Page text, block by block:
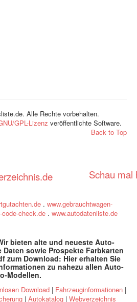
Alle Rechte vorbehalten.
GPL-Lizenz veröffentlichte Software.
Back to Top
Schau mal
. www.gebrauchtwagen-
code-check.de. www.autodatenliste.de
bieten alte und neueste Auto-
sowie Prospekte Farbkarten
zum Download: Hier erhalten Sie
zu nahezu allen Auto-
Modellen.
Download| Fahrzeuginformationen|
| Autokatalog | Webverzeichnis